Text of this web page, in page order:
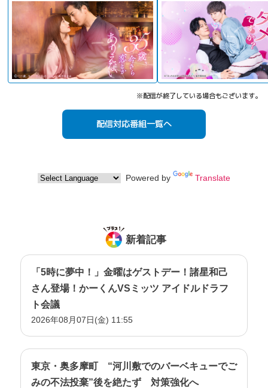
※配信が終了している場合もございます。
配信対応番組一覧へ
Powered by Translate
新着記事
「5時に夢中！」金曜はゲストデー！諸星和己
さん登場！かーくんVSミッツ アイドルドラフ
ト会議
2026年08月07日(金) 11:55
東京・奥多摩町 “河川敷でのバーベキューでご
みの不法投棄”後を絶たず 対策強化へ